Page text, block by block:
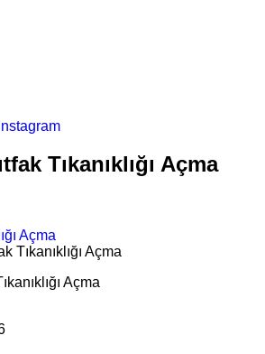
Instagram
Tıkanıklığı Açma
Açma
Tıkanıklığı Açma